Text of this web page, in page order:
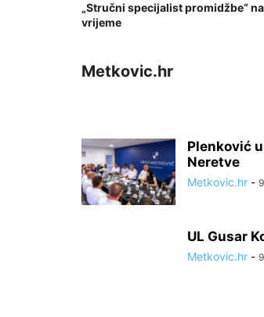
„Stručni specijalist promidžbe“
vrijeme
Metkovic.hr
Plenković
Neretve
Metkovic.hr -
UL Gusar
Metkovic.hr -